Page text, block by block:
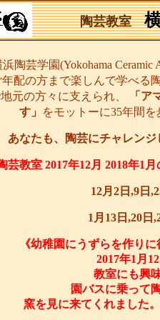
陶芸教室
陶芸学園(Yokohama Ceramic
年配の方まで楽しんで学べる
元の方々に支えられ、
「ア
す」
をモットーに35年間を
あなたも、陶芸にチャレンジ
芸教室 2017年12月 2018年1
12月2日,9日
1月13日,20日
《幼稚園にうずらを作りに
2017年1月12
教室にも興
園バスに乗って
窯を見に来てく